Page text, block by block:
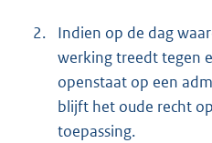
2.
Indien op de dag
werking treedt tegen
openstaat op een
blijft het oude recht
toepassing.